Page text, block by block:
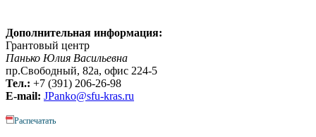
Дополнительная информация:
Грантовый центр
Панько Юлия Васильевна
пр.Свободный, 82а, офис 224-5
Тел.: +7 (391) 206-26-98
E-mail: JPanko@sfu-kras.ru
Распечатать